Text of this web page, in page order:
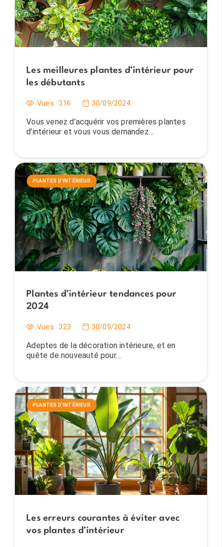
Les meilleures plantes d’intérieur pour
les débutants
Vues :316 30/09/2024
Vous venez d’acquérir vos premières plantes
d’intérieur et vous vous demandez…
PLANTES D'INTÉRIEUR
Plantes d’intérieur tendances pour
2024
Vues :323 30/09/2024
Adeptes de la décoration intérieure, et en
quête de nouveauté pour…
PLANTES D'INTÉRIEUR
Les erreurs courantes à éviter avec
vos plantes d’intérieur